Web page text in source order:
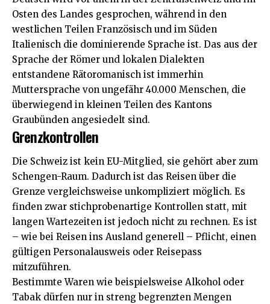
Osten des Landes gesprochen, während in den
westlichen Teilen Französisch und im Süden
Italienisch die dominierende Sprache ist. Das aus der
Sprache der Römer und lokalen Dialekten
entstandene Rätoromanisch ist immerhin
Muttersprache von ungefähr 40.000 Menschen, die
überwiegend in kleinen Teilen des Kantons
Graubünden angesiedelt sind.
Grenzkontrollen
Die Schweiz ist kein EU-Mitglied, sie gehört aber zum
Schengen-Raum. Dadurch ist das Reisen über die
Grenze vergleichsweise unkompliziert möglich. Es
finden zwar stichprobenartige Kontrollen statt, mit
langen Wartezeiten ist jedoch nicht zu rechnen. Es ist
– wie bei Reisen ins Ausland generell – Pflicht, einen
gültigen Personalausweis oder Reisepass
mitzuführen.
Bestimmte Waren wie beispielsweise Alkohol oder
Tabak dürfen nur in streng begrenzten Mengen